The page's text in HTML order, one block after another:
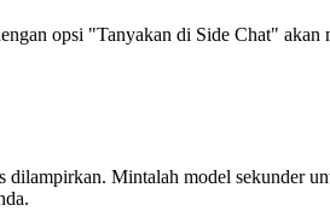
opsi "Tanyakan di Side Chat"
Mintalah model sekunder